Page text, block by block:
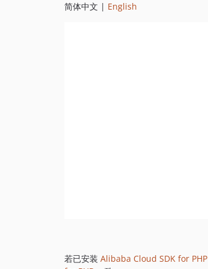
简体中文 | English
若已安装 Alibaba Cloud SDK for PHP